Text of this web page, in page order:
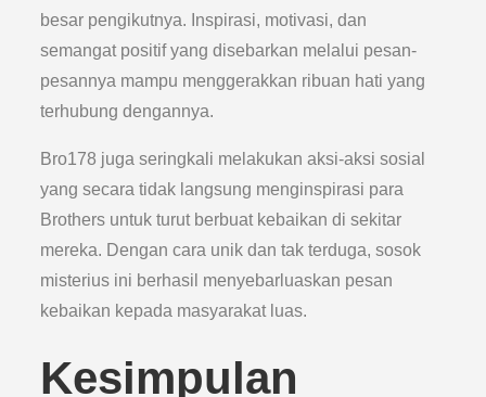
besar pengikutnya. Inspirasi, motivasi, dan
semangat positif yang disebarkan melalui pesan-
pesannya mampu menggerakkan ribuan hati yang
terhubung dengannya.
Bro178 juga seringkali melakukan aksi-aksi sosial
yang secara tidak langsung menginspirasi para
Brothers untuk turut berbuat kebaikan di sekitar
mereka. Dengan cara unik dan tak terduga, sosok
misterius ini berhasil menyebarluaskan pesan
kebaikan kepada masyarakat luas.
Kesimpulan